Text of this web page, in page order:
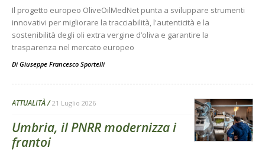
Il progetto europeo OliveOilMedNet punta a sviluppare strumenti
innovativi per migliorare la tracciabilità, l'autenticità e la
sostenibilità degli oli extra vergine d’oliva e garantire la
trasparenza nel mercato europeo
Di Giuseppe Francesco Sportelli
ATTUALITÀ 21 Luglio 2026
Umbria, il PNRR modernizza i
frantoi